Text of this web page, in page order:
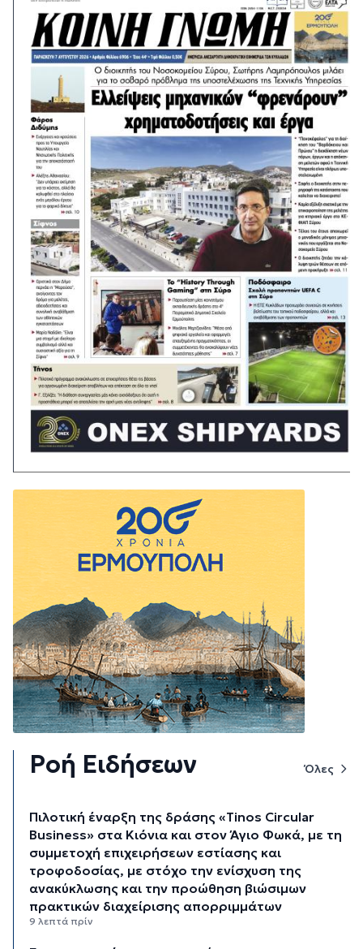
Ροή Ειδήσεων Όλες
Πιλοτική έναρξη της δράσης «Tinos Circular
Business» στα Κιόνια και στον Άγιο Φωκά, με τη
συμμετοχή επιχειρήσεων εστίασης και
τροφοδοσίας, με στόχο την ενίσχυση της
ανακύκλωσης και την προώθηση βιώσιμων
πρακτικών διαχείρισης απορριμμάτων
9 λεπτά πρίν